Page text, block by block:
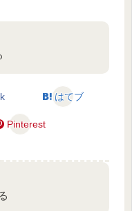
はてブ
Pinterest